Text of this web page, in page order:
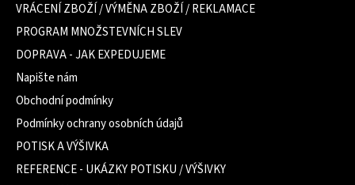
VRÁCENÍ ZBOŽÍ / VÝMĚNA ZBOŽÍ / REKLAMACE
PROGRAM MNOŽSTEVNÍCH SLEV
DOPRAVA - JAK EXPEDUJEME
Napište nám
Obchodní podmínky
Podmínky ochrany osobních údajů
POTISK A VÝŠIVKA
REFERENCE - UKÁZKY POTISKU / VÝŠIVKY